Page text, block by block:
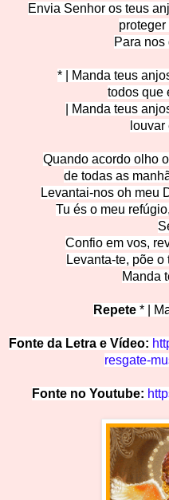
Envia Senhor os teus
proteger
Para nos
* | Manda teus
todos que
| Manda teus
Quando acordo olho
de todas as
Levantai-nos oh meu
Tu és o meu
Confio em vos,
Levanta-te, põe
Manda
Repete * |
Fonte da Letra e Vídeo:
resgate-
Fonte no Youtube: